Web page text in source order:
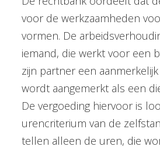
voor de werkzaamheden
vormen. De
iemand, die werkt voor een
zijn partner een
wordt aangemerkt als een
De vergoeding hiervoor is
urencriterium van de
tellen alleen de uren, die